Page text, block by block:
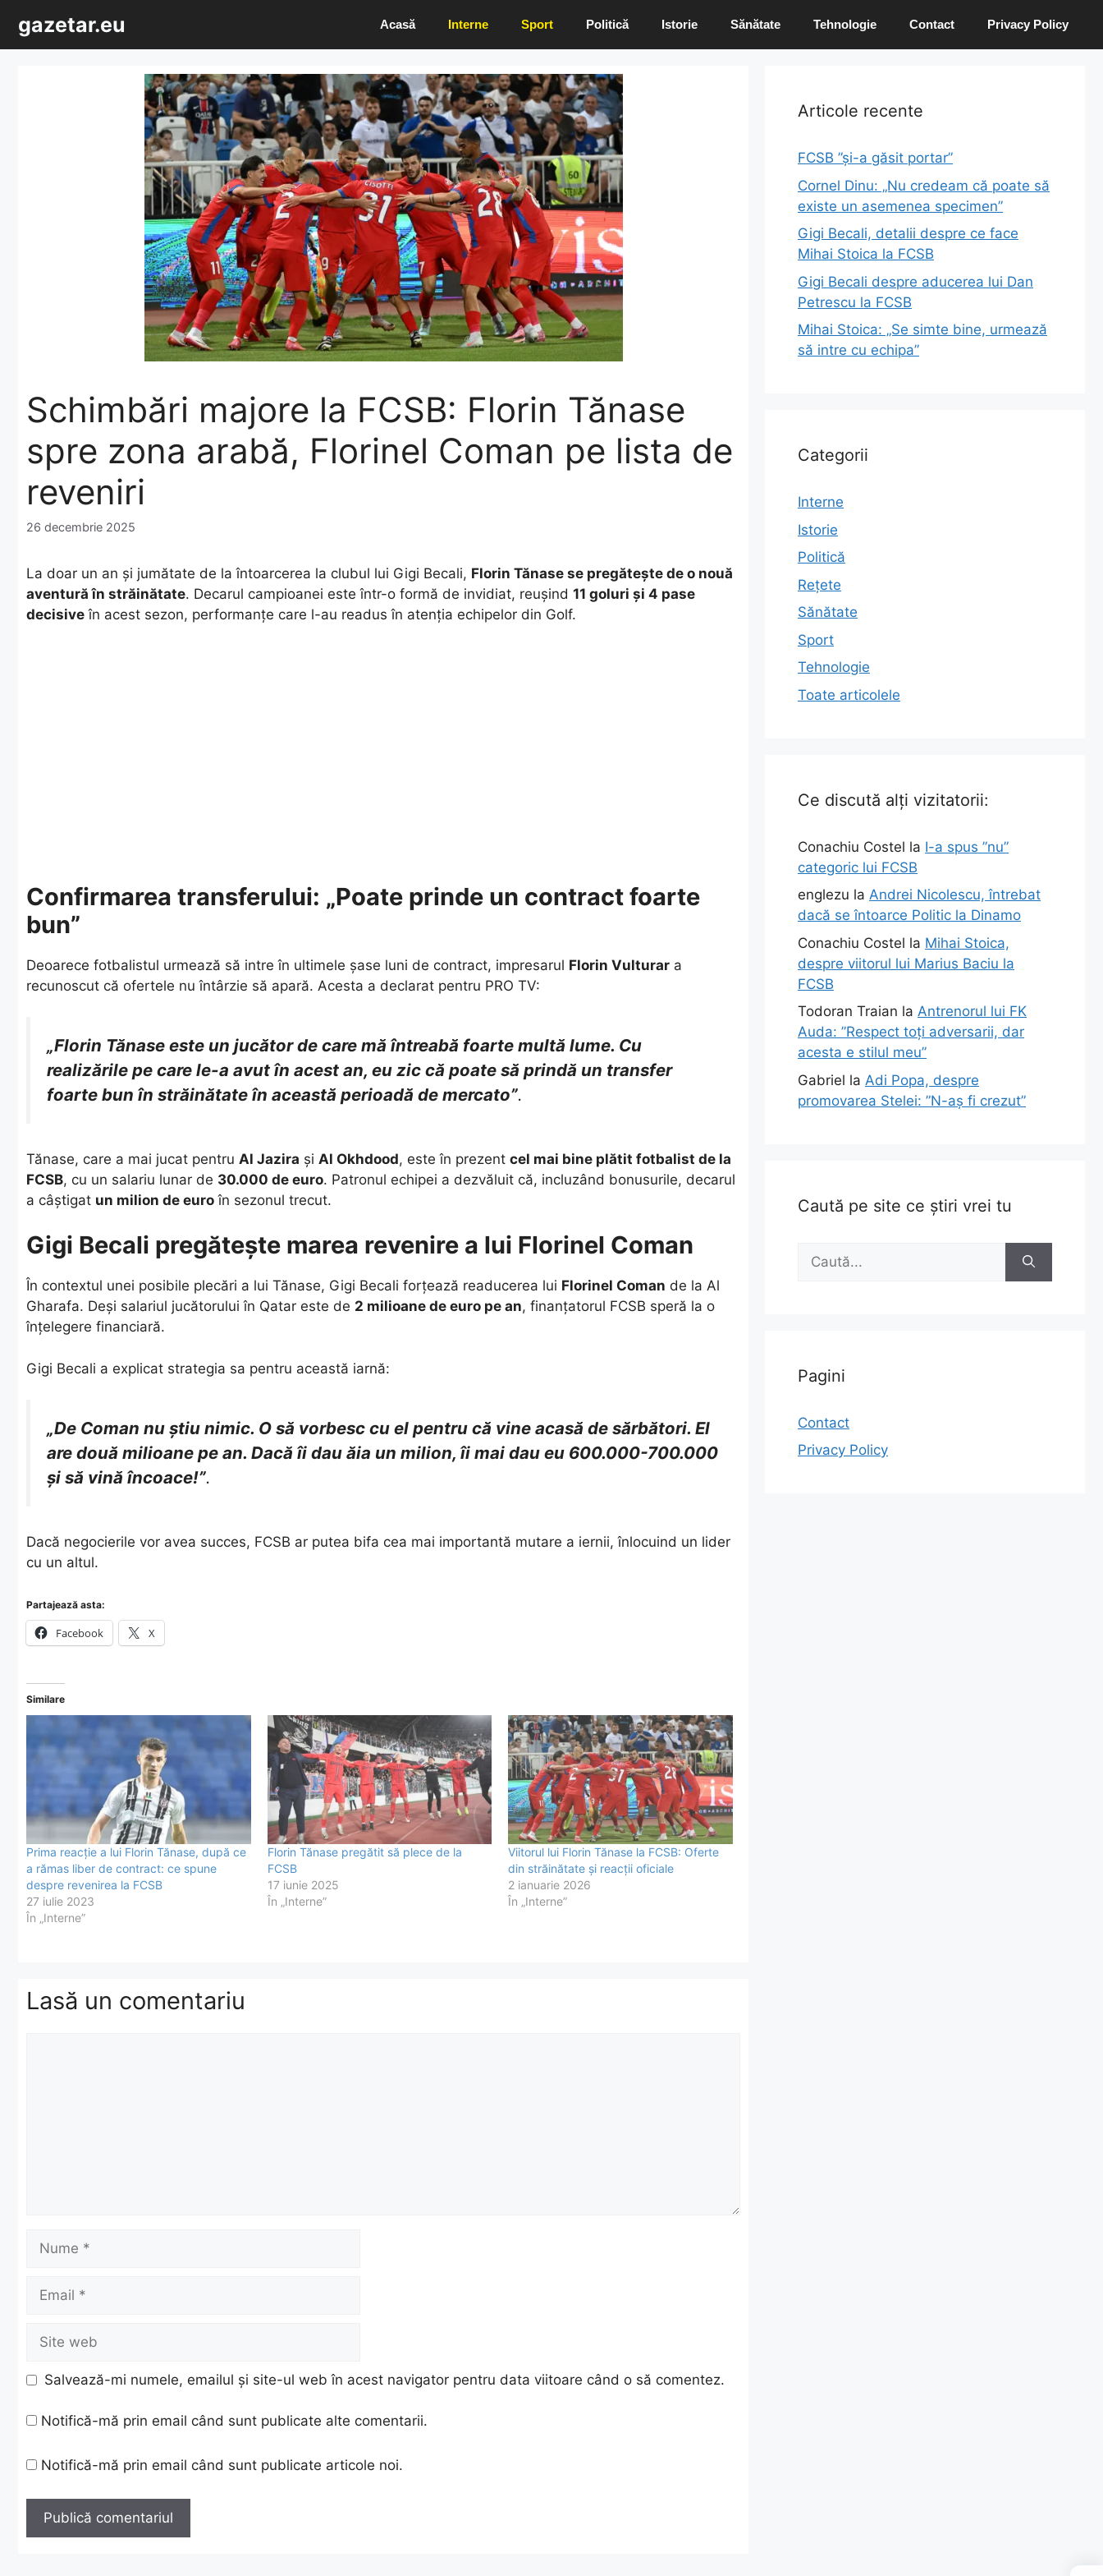
conținut
gazetar.eu Acasă Interne Sport Politică Istorie Sănătate Tehnologie Contact Privacy Policy
Schimbări majore la FCSB: Florin Tănase
spre zona arabă, Florinel Coman pe lista de
reveniri
26 decembrie 2025
La doar un an și jumătate de la întoarcerea la clubul lui Gigi Becali, Florin Tănase se pregătește de o nouă
aventură în străinătate. Decarul campioanei este într-o formă de invidiat, reușind 11 goluri și 4 pase
decisive în acest sezon, performanțe care l-au readus în atenția echipelor din Golf.
Confirmarea transferului: „Poate prinde un contract foarte
bun”
​Deoarece fotbalistul urmează să intre în ultimele șase luni de contract, impresarul Florin Vulturar a
recunoscut că ofertele nu întârzie să apară. Acesta a declarat pentru PRO TV:
„Florin Tănase este un jucător de care mă întreabă foarte multă lume. Cu
realizările pe care le-a avut în acest an, eu zic că poate să prindă un transfer
foarte bun în străinătate în această perioadă de mercato”.
​Tănase, care a mai jucat pentru Al Jazira și Al Okhdood, este în prezent cel mai bine plătit fotbalist de la
FCSB, cu un salariu lunar de 30.000 de euro. Patronul echipei a dezvăluit că, incluzând bonusurile, decarul
a câștigat un milion de euro în sezonul trecut.
Gigi Becali pregătește marea revenire a lui Florinel Coman
​În contextul unei posibile plecări a lui Tănase, Gigi Becali forțează readucerea lui Florinel Coman de la Al
Gharafa. Deși salariul jucătorului în Qatar este de 2 milioane de euro pe an, finanțatorul FCSB speră la o
înțelegere financiară.
​Gigi Becali a explicat strategia sa pentru această iarnă:
„De Coman nu știu nimic. O să vorbesc cu el pentru că vine acasă de sărbători. El
are două milioane pe an. Dacă îi dau ăia un milion, îi mai dau eu 600.000-700.000
și să vină încoace!”.
​Dacă negocierile vor avea succes, FCSB ar putea bifa cea mai importantă mutare a iernii, înlocuind un lider
cu un altul.
Partajează asta:
Facebook X
Similare
Prima reacție a lui Florin Tănase, după ce
a rămas liber de contract: ce spune
despre revenirea la FCSB
27 iulie 2023
În „Interne”
Florin Tănase pregătit să plece de la
FCSB
17 iunie 2025
În „Interne”
Viitorul lui Florin Tănase la FCSB: Oferte
din străinătate și reacții oficiale
2 ianuarie 2026
În „Interne”
Lasă un comentariu
web
Salvează-mi numele, emailul și site-ul web în acest navigator pentru data viitoare când o să comentez.
Notifică-mă prin email când sunt publicate alte comentarii.
Notifică-mă prin email când sunt publicate articole noi.
Articole recente
FCSB ”și-a găsit portar”
Cornel Dinu: „Nu credeam că poate să
existe un asemenea specimen”
Gigi Becali, detalii despre ce face
Mihai Stoica la FCSB
Gigi Becali despre aducerea lui Dan
Petrescu la FCSB
Mihai Stoica: „Se simte bine, urmează
să intre cu echipa”
Categorii
Interne
Istorie
Politică
Rețete
Sănătate
Sport
Tehnologie
Toate articolele
Ce discută alți vizitatorii:
Conachiu Costel la I-a spus ”nu”
categoric lui FCSB
englezu la Andrei Nicolescu, întrebat
dacă se întoarce Politic la Dinamo
Conachiu Costel la Mihai Stoica,
despre viitorul lui Marius Baciu la
FCSB
Todoran Traian la Antrenorul lui FK
Auda: ”Respect toți adversarii, dar
acesta e stilul meu”
Gabriel la Adi Popa, despre
promovarea Stelei: ”N-aș fi crezut”
Caută pe site ce știri vrei tu
după:
Pagini
Contact
Privacy Policy